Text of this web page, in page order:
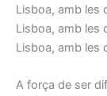
Lisboa, amb
Lisboa, amb
Lisboa, amb
A força de ser